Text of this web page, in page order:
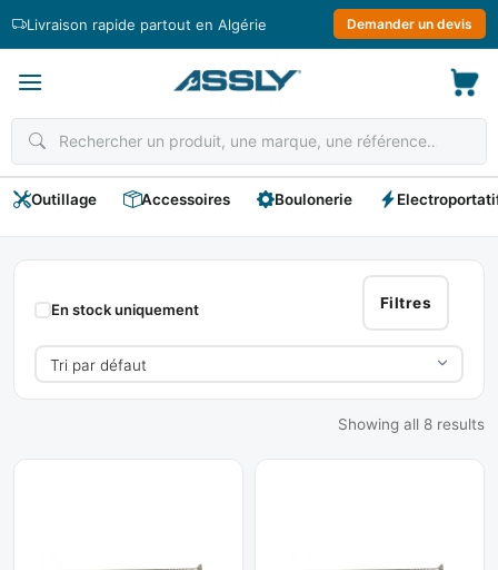
Livraison rapide partout en Algérie Demander un devis
Outillage Accessoires Boulonerie
AT
Filtres
En stock uniquement
Showing all 8 results